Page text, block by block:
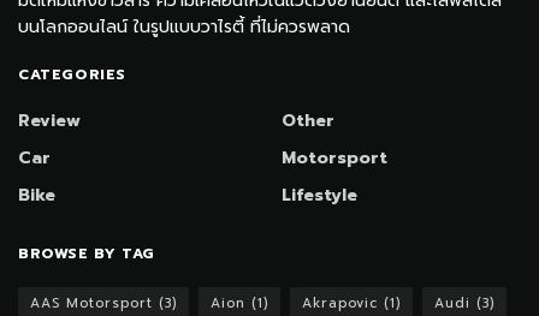
บนโลกออนไลน์ ในรูปแบบวาไรตี้ ที่ไม่ควรพลาด
CATEGORIES
Review
Car
Bike
Other
Motorsport
Lifestyle
BROWSE BY TAG
AAS Motorsport (3) Aion (1) Akrapovic (1) Audi (3)